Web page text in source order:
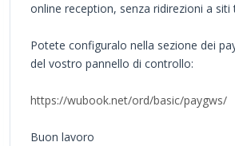
online reception, senza ridirezioni a siti
Potete configuralo nella sezione dei
del vostro pannello di controllo:
https://wubook.net/ord/basic/paygws/
Buon lavoro